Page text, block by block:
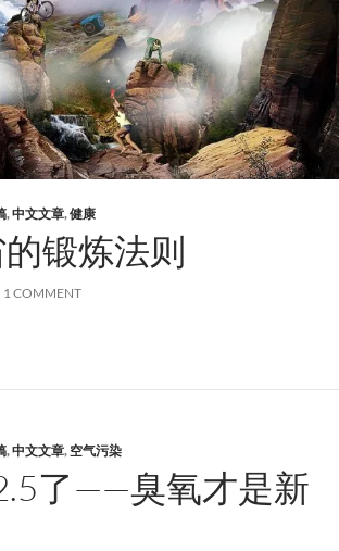
,中文文章,健康
锻炼法则
1 COMMENT
,中文文章, 空气污染
了——臭氧才是新